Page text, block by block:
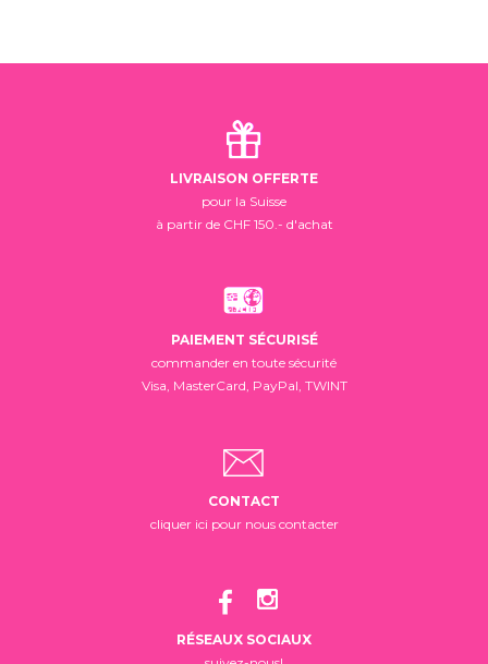
LIVRAISON OFFERTE
pour la Suisse
à partir de CHF 150.- d'achat
PAIEMENT SÉCURISÉ
commander en toute sécurité
Visa, MasterCard, PayPal, TWINT
CONTACT
cliquer ici pour nous contacter
RÉSEAUX SOCIAUX